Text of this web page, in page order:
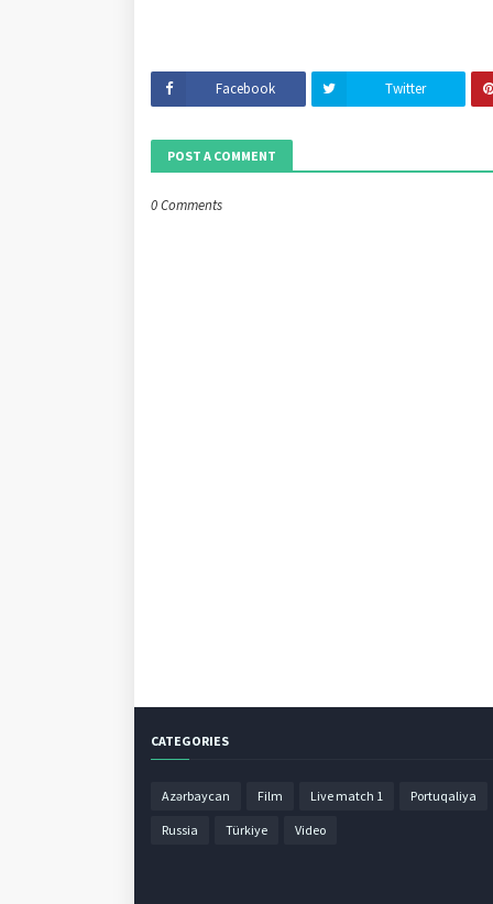
Facebook Twitter
POST A COMMENT
0 Comments
CATEGORIES
Azərbaycan Film Live match 1 Portuqaliya
Russia Türkiye Video